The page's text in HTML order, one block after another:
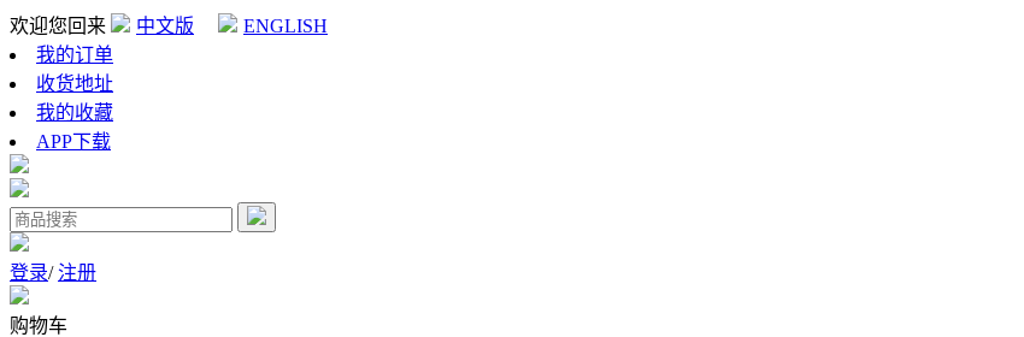
欢迎您回来 中文版
ENGLISH
我的订单
收货地址
我的收藏
APP下载
登录/注册
购物车